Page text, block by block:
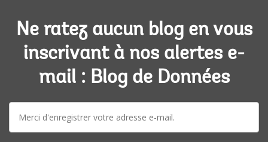
Ne ratez aucun blog en vous
inscrivant à nos alertes e-
mail : Blog de Données
mail: